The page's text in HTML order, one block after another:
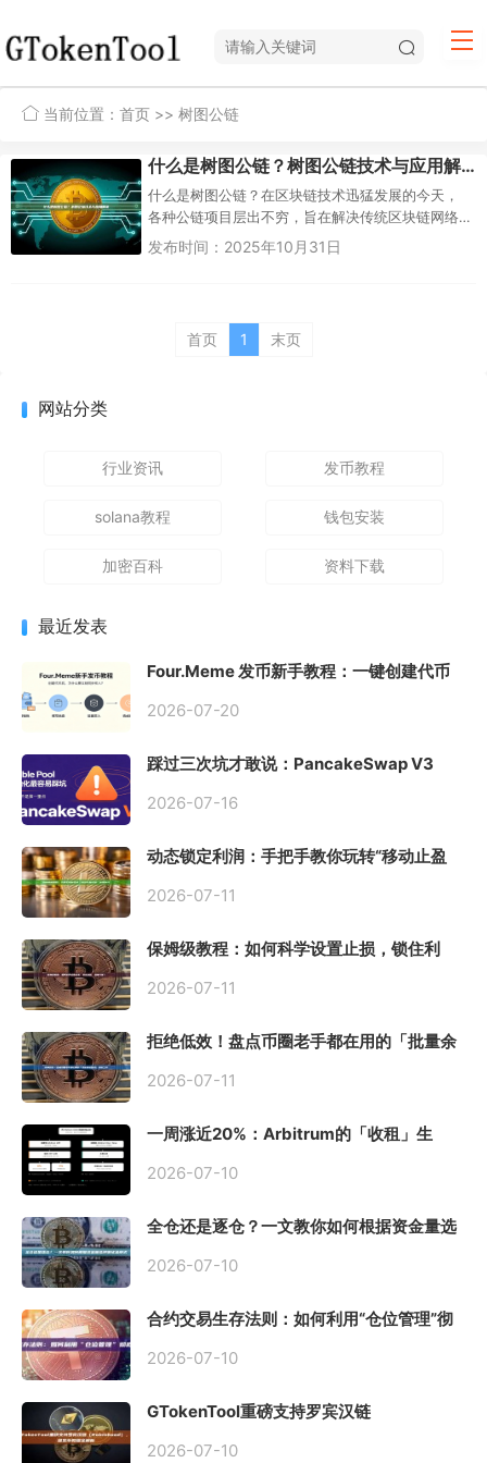
当前位置： 首页 >> 树图公链
什么是树图公链？树图公链技术与应用解析
什么是树图公链？在区块链技术迅猛发展的今天，
各种公链项目层出不穷，旨在解决传统区块链网络
的性能瓶颈和可扩展性问题。树图公链（Conflux）
发布时间：2025年10月31日
首页 1 末页
网站分类
行业资讯 发币教程
solana教程 钱包安装
加密百科 资料下载
最近发表
Four.Meme 发币新手教程：一键创建代币
2026-07-20
踩过三次坑才敢说：PancakeSwap V3
初始化
2026-07-16
动态锁定利润：手把手教你玩转“移动止盈
2026-07-11
保姆级教程：如何科学设置止损，锁住利
2026-07-11
拒绝低效！盘点币圈老手都在用的「批量余
2026-07-11
一周涨近20%：Arbitrum的「收租」生
2026-07-10
全仓还是逐仓？一文教你如何根据资金量选
2026-07-10
合约交易生存法则：如何利用“仓位管理”彻
2026-07-10
GTokenTool重磅支持罗宾汉链
2026-07-10